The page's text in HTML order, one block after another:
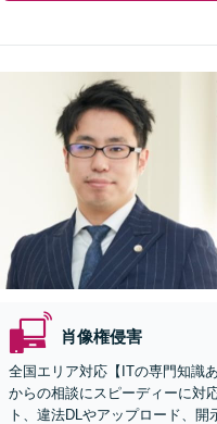
肖像権侵害
全国エリア対応【ITの専門知識
からの相談にスピーディーに対
ト、違法DLやアップロード、